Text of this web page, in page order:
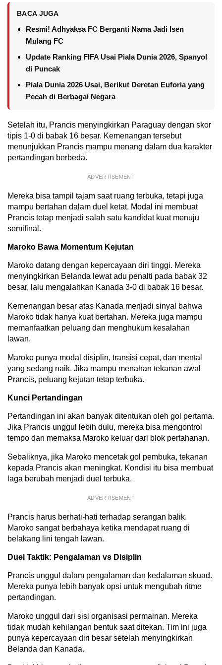
BACA JUGA
Resmi! Adhyaksa FC Berganti Nama Jadi Isen
Mulang FC
Update Ranking FIFA Usai Piala Dunia 2026, Spanyol
di Puncak
Piala Dunia 2026 Usai, Berikut Deretan Euforia yang
Pecah di Berbagai Negara
Setelah itu, Prancis menyingkirkan Paraguay dengan skor
tipis 1-0 di babak 16 besar. Kemenangan tersebut
menunjukkan Prancis mampu menang dalam dua karakter
pertandingan berbeda.
ADVERTISEMENT
Mereka bisa tampil tajam saat ruang terbuka, tetapi juga
mampu bertahan dalam duel ketat. Modal ini membuat
Prancis tetap menjadi salah satu kandidat kuat menuju
semifinal.
Maroko Bawa Momentum Kejutan
Maroko datang dengan kepercayaan diri tinggi. Mereka
menyingkirkan Belanda lewat adu penalti pada babak 32
besar, lalu mengalahkan Kanada 3-0 di babak 16 besar.
Kemenangan besar atas Kanada menjadi sinyal bahwa
Maroko tidak hanya kuat bertahan. Mereka juga mampu
memanfaatkan peluang dan menghukum kesalahan
lawan.
Maroko punya modal disiplin, transisi cepat, dan mental
yang sedang naik. Jika mampu menahan tekanan awal
Prancis, peluang kejutan tetap terbuka.
Kunci Pertandingan
Pertandingan ini akan banyak ditentukan oleh gol pertama.
Jika Prancis unggul lebih dulu, mereka bisa mengontrol
tempo dan memaksa Maroko keluar dari blok pertahanan.
Sebaliknya, jika Maroko mencetak gol pembuka, tekanan
kepada Prancis akan meningkat. Kondisi itu bisa membuat
laga berubah menjadi duel terbuka.
ADVERTISEMENT
Prancis harus berhati-hati terhadap serangan balik.
Maroko sangat berbahaya ketika mendapat ruang di
belakang lini tengah lawan.
Duel Taktik: Pengalaman vs Disiplin
Prancis unggul dalam pengalaman dan kedalaman skuad.
Mereka punya lebih banyak opsi untuk mengubah ritme
pertandingan.
Maroko unggul dari sisi organisasi permainan. Mereka
tidak mudah kehilangan bentuk saat ditekan. Tim ini juga
punya kepercayaan diri besar setelah menyingkirkan
Belanda dan Kanada.